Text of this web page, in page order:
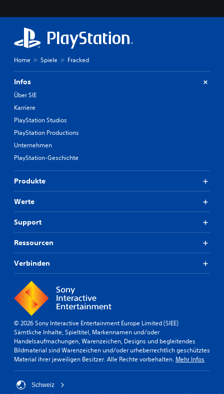
Home Spiele Fracked
Infos
Über SIE
Karriere
PlayStation Studios
PlayStation Productions
Unternehmen
PlayStation-Geschichte
Produkte
Werte
Support
Ressourcen
Verbinden
© 2026 Sony Interactive Entertainment Europe Limited (SIEE)
Sämtliche Inhalte, Spieltitel, Markennamen und/oder
Handelsaufmachungen, Warenzeichen, Designs und begleitendes
Bildmaterial sind Warenzeichen und/oder urheberrechtlich geschütztes
Material ihrer jeweiligen Besitzer. Alle Rechte vorbehalten. Mehr Infos
Schweiz